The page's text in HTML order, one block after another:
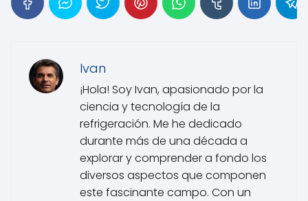
Ivan
¡Hola! Soy Ivan, apasionado por la
ciencia y tecnología de la
refrigeración. Me he dedicado
durante más de una década a
explorar y comprender a fondo los
diversos aspectos que componen
este fascinante campo. Con un